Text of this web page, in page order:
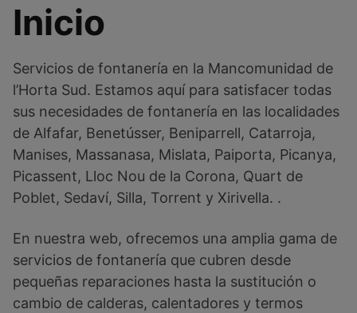
Inicio
Servicios de fontanería en la Mancomunidad de
l’Horta Sud. Estamos aquí para satisfacer todas
sus necesidades de fontanería en las localidades
de Alfafar, Benetússer, Beniparrell, Catarroja,
Manises, Massanasa, Mislata, Paiporta, Picanya,
Picassent, Lloc Nou de la Corona, Quart de
Poblet, Sedaví, Silla, Torrent y Xirivella. .
En nuestra web, ofrecemos una amplia gama de
servicios de fontanería que cubren desde
pequeñas reparaciones hasta la sustitución o
cambio de calderas, calentadores y termos